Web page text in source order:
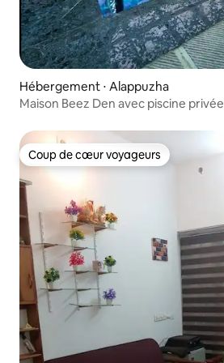
Hébergement ⋅ Alappuzha
Maison Beez Den avec piscine privée
Coup de cœur voyageurs
Coup de cœur voyageurs